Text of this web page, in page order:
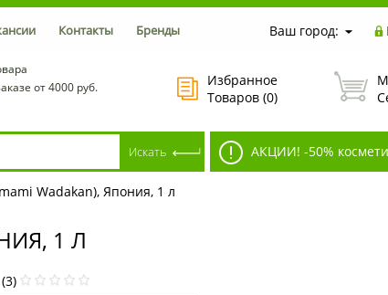
Ваш город:
Контакты Бренды
от 4000 руб.
Избранное
Товаров (0)
АКЦИИ! -50%
Wadakan), Япония, 1 л
1 Л